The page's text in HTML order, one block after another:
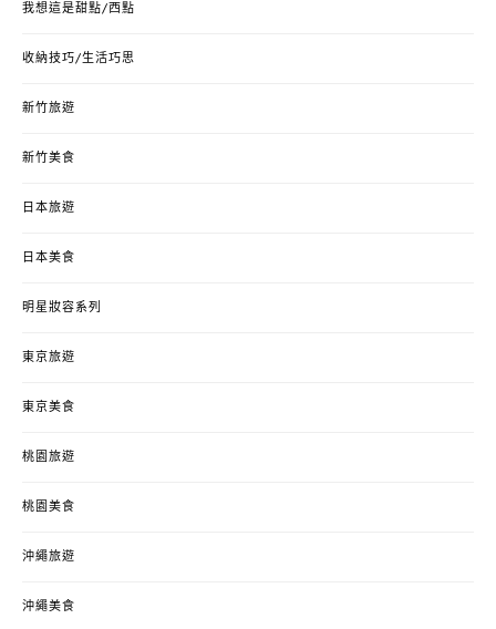
我想這是甜點/西點
收納技巧/生活巧思
新竹旅遊
新竹美食
日本旅遊
日本美食
明星妝容系列
東京旅遊
東京美食
桃園旅遊
桃園美食
沖繩旅遊
沖繩美食